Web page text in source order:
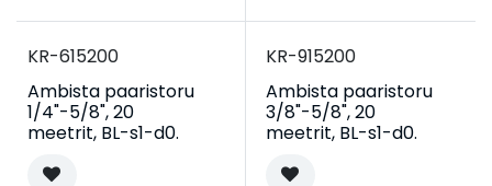
KR-615200
Ambista paaristoru
1/4"-5/8", 20
meetrit, BL-s1-d0.
KR-915200
Ambista paaristoru
3/8"-5/8", 20
meetrit, BL-s1-d0.